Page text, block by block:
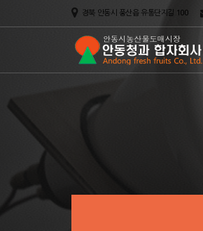
경북 안동시 풍산읍 유통단지길 100